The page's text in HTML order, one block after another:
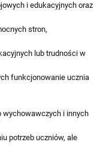
i edukacyjnych oraz
stron,
lub trudności w
funkcjonowanie ucznia
wychowawczych i innych
potrzeb uczniów, ale